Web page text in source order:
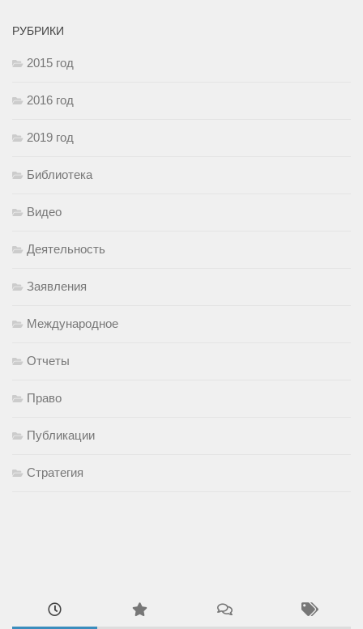
РУБРИКИ
2015 год
2016 год
2019 год
Библиотека
Видео
Деятельность
Заявления
Международное
Отчеты
Право
Публикации
Стратегия